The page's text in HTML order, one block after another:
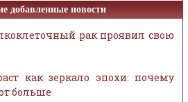
добавленные новости
рак проявил свою
как зеркало эпохи: почему
больше